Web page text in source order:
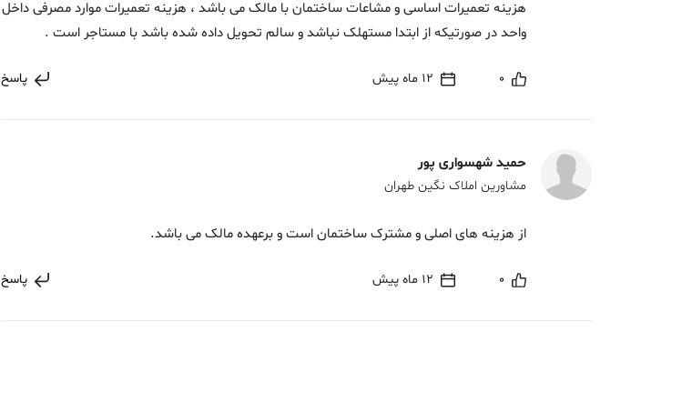
هزینه تعمیرات اساسی و مشاعات ساختمان با مالک می باشد ، هزینه تعمیرات موارد مصرفی داخل
واحد در صورتیکه از ابتدا مستهلک نباشد و سالم تحویل داده شده باشد با مستاجر است .
0 12 ماه پیش پاسخ
حمید شهسواری پور
مشاورین املاک نگین طهران
از هزینه های اصلی و مشترک ساختمان است و برعهده مالک می باشد.
0 12 ماه پیش پاسخ